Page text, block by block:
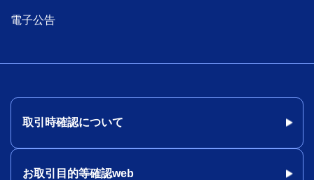
電子公告
取引時確認について
お取引目的等確認web